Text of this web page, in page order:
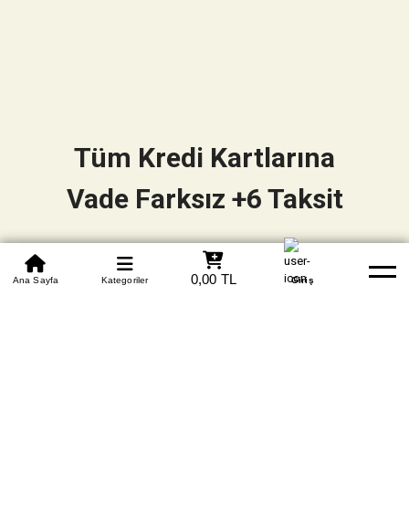
0850 305 09 70
Beden Tablosu Banka Hesapları Whatsapp Yardım
Ana Sayfa Kategoriler 0,00 TL Giriş
Tüm Kredi Kartlarına
Vade Farksız +6 Taksit